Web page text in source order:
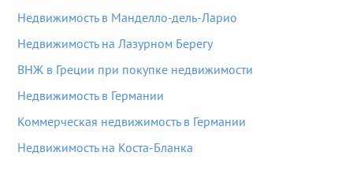
Недвижимость в Манделло-дель-Ларио
Недвижимость на Лазурном Берегу
ВНЖ в Греции при покупке недвижимости
Недвижимость в Германии
Коммерческая недвижимость в Германии
Недвижимость на Коста-Бланка